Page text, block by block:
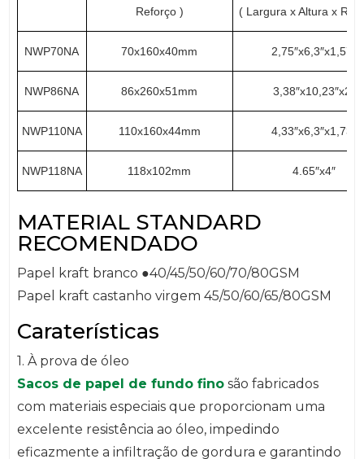
Reforço )
( Largura x Altura x
NWP70NA 70x160x40mm 2,75″x6,3″x1,57″
NWP86NA 86x260x51mm 3,38″x10,23″x2″
NWP110NA 110x160x44mm 4,33″x6,3″x1,73″
NWP118NA 118x102mm 4.65″x4″
MATERIAL STANDARD
RECOMENDADO
Papel kraft branco ●40/45/50/60/70/80GSM
Papel kraft castanho virgem 45/50/60/65/80GSM
Caraterísticas
1. À prova de óleo
Sacos de papel de fundo finosão fabricados
com materiais especiais que proporcionam uma
excelente resistência ao óleo, impedindo
eficazmente a infiltração de gordura e garantindo